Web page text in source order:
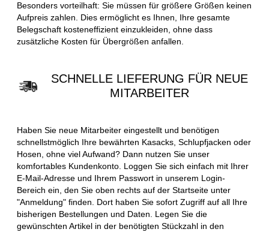
Besonders vorteilhaft: Sie müssen für größere Größen keinen
Aufpreis zahlen. Dies ermöglicht es Ihnen, Ihre gesamte
Belegschaft kosteneffizient einzukleiden, ohne dass
zusätzliche Kosten für Übergrößen anfallen.
SCHNELLE LIEFERUNG FÜR NEUE
MITARBEITER
Haben Sie neue Mitarbeiter eingestellt und benötigen
schnellstmöglich Ihre bewährten Kasacks, Schlupfjacken oder
Hosen, ohne viel Aufwand? Dann nutzen Sie unser
komfortables Kundenkonto. Loggen Sie sich einfach mit Ihrer
E-Mail-Adresse und Ihrem Passwort in unserem Login-
Bereich ein, den Sie oben rechts auf der Startseite unter
"Anmeldung" finden. Dort haben Sie sofort Zugriff auf all Ihre
bisherigen Bestellungen und Daten. Legen Sie die
gewünschten Artikel in der benötigten Stückzahl in den